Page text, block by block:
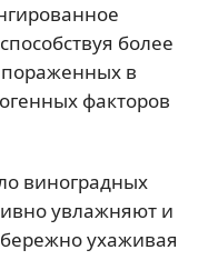
более
пораженных в
факторов
виноградных
увлажняют и
ухаживая